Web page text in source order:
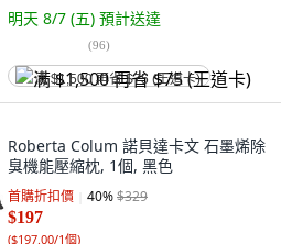
明天 8/7 (五) 預計送達
(96)
满 $1,500 再省 $75 (王道卡)
Roberta Colum 諾貝達卡文 石墨烯除
臭機能壓縮枕, 1個, 黑色
首購折扣價 40%$329
$197
($197.00/1個)